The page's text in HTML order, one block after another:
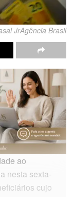
JrAgência Brasil
ao
nesta sexta-
cujo